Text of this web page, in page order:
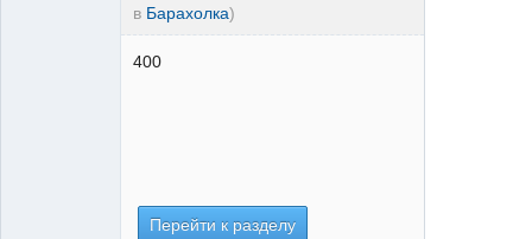
в Барахолка)
400
Перейти к разделу